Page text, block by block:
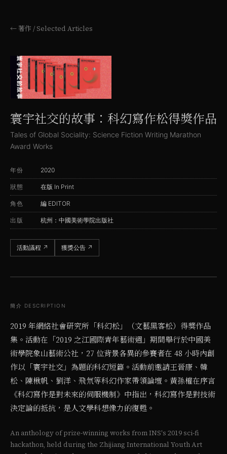
← 著作 / Selected Articles
寰宇社交的故事：科幻寫作松得獎作品
Tales of Global Sociality: Science Fiction Writing Marathon
Award Works
年份 2020
狀態 在版 In Print
角色 編 EDITOR
出版 杭州：中國美術學院出版社
活動議程 ↗ 獲獎公告 ↗
簡介 DESCRIPTION
2019 年網絡社會研究所「科幻松」（文藝黑客松）得獎作品
集。活動在「2019 之江國際青年藝術週」期間舉行於中國美
術學院象山藝術公社，27 位背景各異的參賽者在 48 小時內創
作以「寰宇社交」為題的科幻短篇。活動前邀請王晉康、韓
松、陳楸帆、劉洋、飛氘等科幻作家帶領論壇。黃孫權在序言
《科幻寫作是對未來的伺服機制》中指出，科幻寫作是對技術
決定論的抵抗，是人文學科想像力的復甦。
An anthology of prize-winning works from INS's 2019 sci-fi
hackathon, held during the Zhijiang International Youth Art